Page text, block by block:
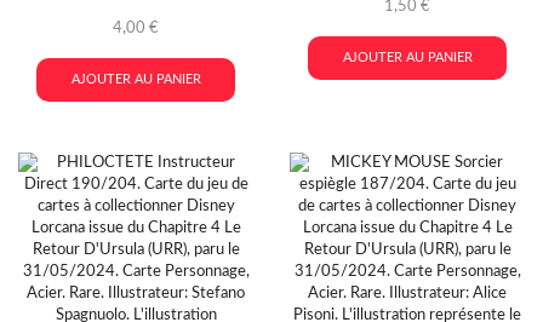
4,00 €
AJOUTER AU PANIER
1,50 €
AJOUTER AU PANIER